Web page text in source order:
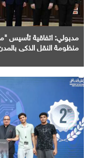
مدبولي: اتفاقية
منظومة النقل الذكي